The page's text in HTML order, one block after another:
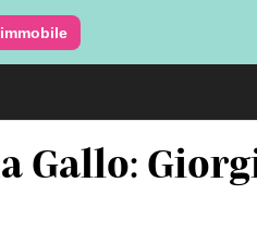
Gallo: